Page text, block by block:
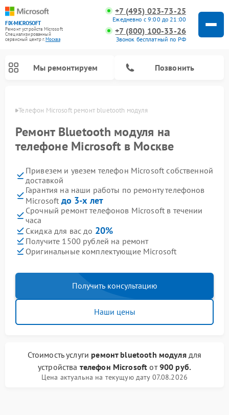
FIX-MICROSOFT
Ремонт устройств Microsoft
Специализированный
cервисный центр г.Москва
+7 (495) 023-73-25
Ежедневно с 9:00 до 21:00
+7 (800) 100-33-26
Звонок бесплатный по РФ
Мы ремонтируем Позвонить
Телефон Microsoft ремонт bluetooth модуля
Ремонт Bluetooth модуля на
телефоне Microsoft в Москве
Привезем и увезем телефон Microsoft собственной
доставкой
Гарантия на наши работы по ремонту телефонов
Microsoft до 3-х лет
Срочный ремонт телефонов Microsoft в течении
часа
Скидка для вас до 20%
Получите 1500 рублей на ремонт
Оригинальные комплектующие Microsoft
Получить консультацию
Наши цены
Стоимость услуги ремонт bluetooth модулядля
устройства телефон Microsoft от900 руб.
Цена актуальна на текущую дату 07.08.2026